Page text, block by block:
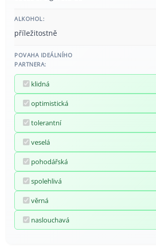
ALKOHOL:
příležitostně
POVAHA IDEÁLNÍHO
PARTNERA:
klidná
optimistická
tolerantní
veselá
pohodářská
spolehlivá
věrná
naslouchavá